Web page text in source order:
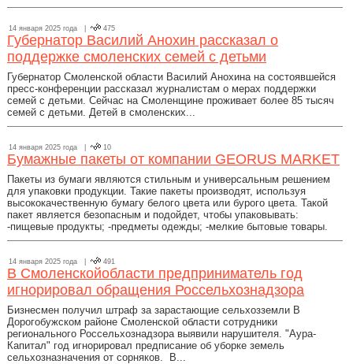
14 января 2025 года | 475
Губернатор Василий Анохин рассказал о
поддержке смоленских семей с детьми
Губернатор Смоленской области Василий Анохина на состоявшейся
пресс-конференции рассказал журналистам о мерах поддержки
семей с детьми. Сейчас на Смоленщине проживает более 85 тысяч
семей с детьми. Детей в смоленских...
14 января 2025 года | 10
Бумажные пакеты от компании GEORUS MARKET
Пакеты из бумаги являются стильным и универсальным решением
для упаковки продукции. Такие пакеты производят, используя
высококачественную бумагу белого цвета или бурого цвета. Такой
пакет является безопасным и подойдет, чтобы упаковывать:
-пищевые продукты; -предметы одежды; -мелкие бытовые товары.
14 января 2025 года | 491
В Смоленскойобласти предприниматель год
игнорировал обращения Россельхознадзора
Бизнесмен получил штраф за зарастающие сельхозземли В
Дорогобужском районе Смоленской области сотрудники
регионального Россельхознадзора выявили нарушителя. "Аура-
Капитал" год игнорировал предписание об уборке земель
сельхозназначения от сорняков. В...